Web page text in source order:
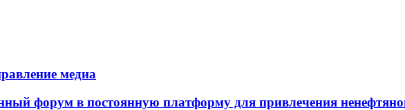
медиа
форум в постоянную платформу для привлечения